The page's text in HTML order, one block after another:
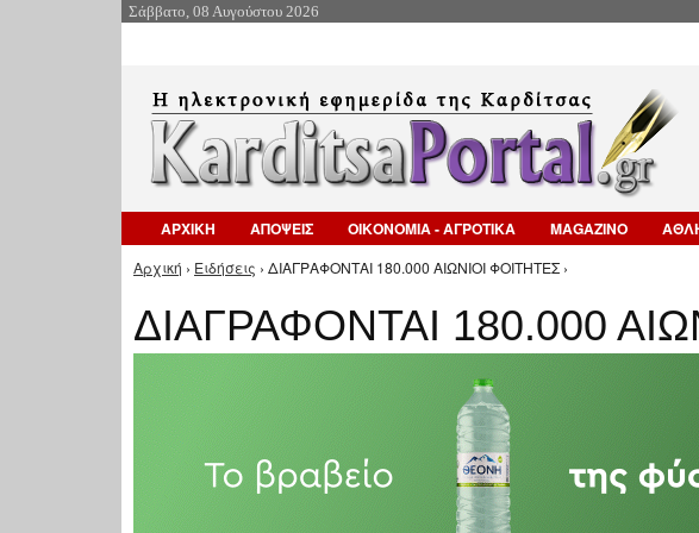
Σάββατο, 08 Αυγούστου 2026
ΑΡΧΙΚΗ ΑΠΟΨΕΙΣ ΟΙΚΟΝΟΜΙΑ - ΑΓΡΟΤΙΚΑ MAGAZINO
Είστε εδώ
Αρχική › Ειδήσεις › ΔΙΑΓΡΑΦΟΝΤΑΙ 180.000 ΑΙΩΝΙΟΙ ΦΟΙΤΗΤΕΣ ›
ΔΙΑΓΡΑΦΟΝΤΑΙ 180.000